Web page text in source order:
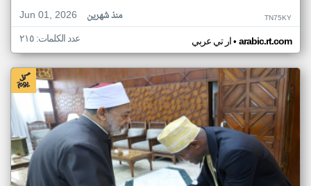
Jun 01, 2026
منذ شهرين TN75KY
ار تي عربي• arabic.rt.com عدد الكلمات: ٢١٥